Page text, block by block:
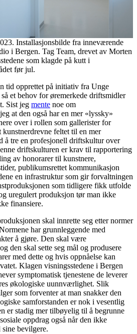
Installasjonsbilde fra inneværende
i Bergen. Tag Team, drevet av Morten
som klagde på kutt i
før jul.
tid opprettet på initiativ fra Unge
et behov for øremerkede driftsmidler
Sist jeg mente noe om
at den også har en mer «lyssky»
over i rollen som gallerister for
feltet til en mer
å tre en profesjonell driftskultur over
driftskulturen er krav til rapportering
av honorarer til kunstnere,
publikumsrettet kommunikasjon
en infrastruktur som gir forvaltningen
som tidligere fikk utfolde
uregulert produksjon tør man ikke
finansiere.
skal innrette seg etter normer
har grunnleggende med
å gjøre. Den skal være
den skal sette seg mål og produsere
med dette og hvis oppnåelse kan
Klagen visningsstedene i Bergen
symptomatisk tjenestene de leverer
økologiske uunnværlighet. Slik
som forventer at man snakker den
samforstanden er nok i vesentlig
er stadig mer tilbøyelig til å begrunne
oppdrag også når den ikke
bevilgere.